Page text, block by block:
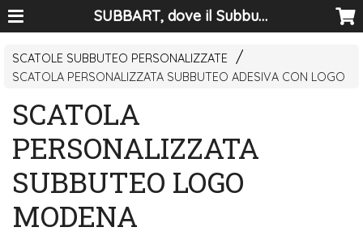
SUBBART, dove il Subbuteo diventa arte
SCATOLE SUBBUTEO PERSONALIZZATE
SCATOLA PERSONALIZZATA SUBBUTEO ADESIVA CON LOGO
SCATOLA
PERSONALIZZATA
SUBBUTEO LOGO
MODENA